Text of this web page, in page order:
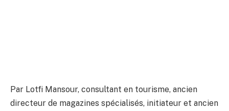
Par Lotfi Mansour, consultant en tourisme, ancien
directeur de magazines spécialisés, initiateur et ancien